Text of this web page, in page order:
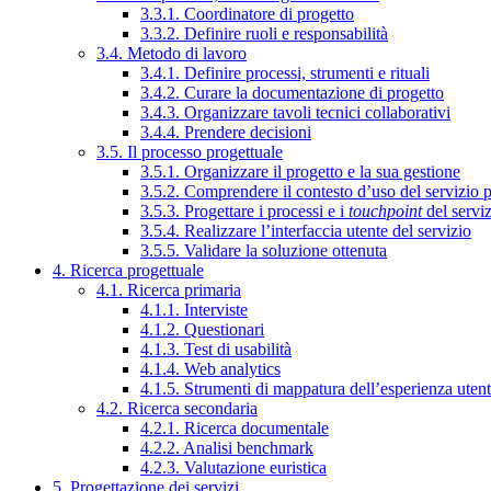
3.3.1. Coordinatore di progetto
3.3.2. Definire ruoli e responsabilità
3.4. Metodo di lavoro
3.4.1. Definire processi, strumenti e rituali
3.4.2. Curare la documentazione di progetto
3.4.3. Organizzare tavoli tecnici collaborativi
3.4.4. Prendere decisioni
3.5. Il processo progettuale
3.5.1. Organizzare il progetto e la sua gestione
3.5.2. Comprendere il contesto d’uso del servizio
3.5.3. Progettare i processi e i touchpointdel
3.5.4. Realizzare l’interfaccia utente del servizio
3.5.5. Validare la soluzione ottenuta
4. Ricerca progettuale
4.1. Ricerca primaria
4.1.1. Interviste
4.1.2. Questionari
4.1.3. Test di usabilità
4.1.4. Web analytics
4.1.5. Strumenti di mappatura dell’esperienza
4.2. Ricerca secondaria
4.2.1. Ricerca documentale
4.2.2. Analisi benchmark
4.2.3. Valutazione euristica
5. Progettazione dei servizi